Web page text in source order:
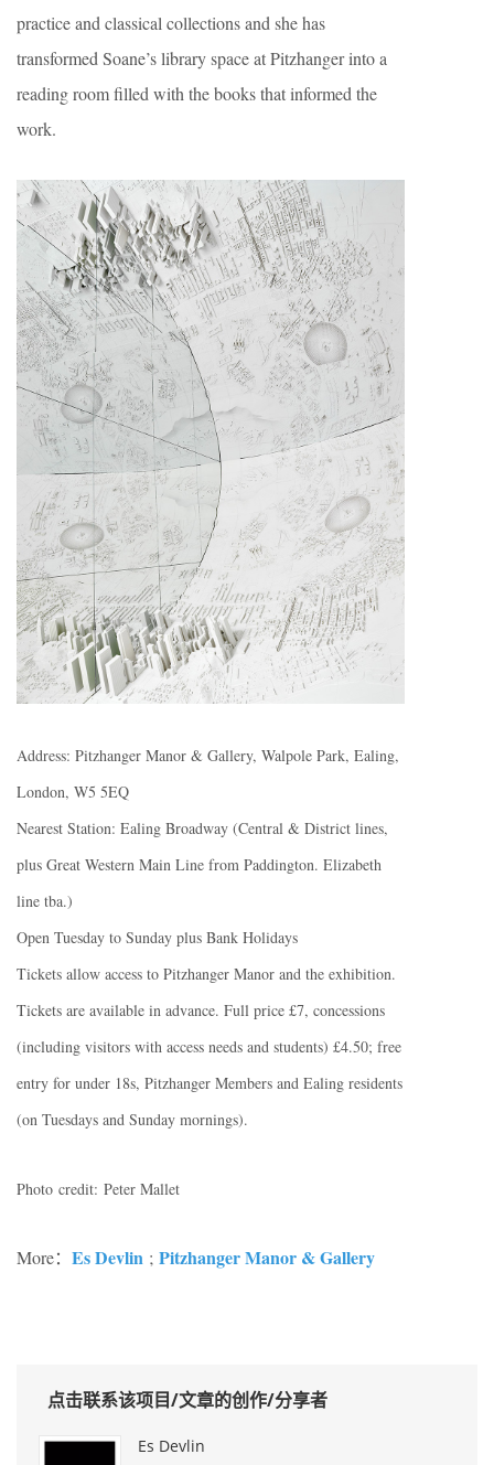
practice and classical collections and she has
transformed Soane’s library space at Pitzhanger into a
reading room filled with the books that informed the
work.
Address: Pitzhanger Manor & Gallery, Walpole Park, Ealing,
London, W5 5EQ
Nearest Station: Ealing Broadway (Central & District lines,
plus Great Western Main Line from Paddington. Elizabeth
line tba.)
Open Tuesday to Sunday plus Bank Holidays
Tickets allow access to Pitzhanger Manor and the exhibition.
Tickets are available in advance. Full price £7, concessions
(including visitors with access needs and students) £4.50; free
entry for under 18s, Pitzhanger Members and Ealing residents
(on Tuesdays and Sunday mornings).
Photo credit: Peter Mallet
More： Es Devlin ; Pitzhanger Manor & Gallery
点击联系该项目/文章的创作/分享者
Es Devlin